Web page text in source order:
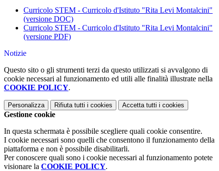
Curricolo STEM - Curricolo d'Istituto "Rita Levi Montalcini"
(versione DOC)
Curricolo STEM - Curricolo d'Istituto "Rita Levi Montalcini"
(versione PDF)
Notizie
Questo sito o gli strumenti terzi da questo utilizzati si avvalgono di
cookie necessari al funzionamento ed utili alle finalità illustrate nella
COOKIE POLICY.
Personalizza Rifiuta tutti i cookies Accetta tutti i cookies
Gestione cookie
In questa schermata è possibile scegliere quali cookie consentire.
I cookie necessari sono quelli che consentono il funzionamento della
piattaforma e non è possibile disabilitarli.
Per conoscere quali sono i cookie necessari al funzionamento potete
visionare la COOKIE POLICY.